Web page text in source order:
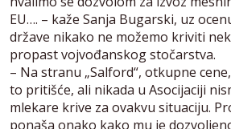
EU…. – kaže Sanja Bugarski, uz
države nikako ne možemo kriviti
propast vojvođanskog stočarstva.
– Na stranu „Salford“, otkupne
to pritišće, ali nikada u Asocijaciji
mlekare krive za ovakvu situaciju.
ponaša onako kako mu je